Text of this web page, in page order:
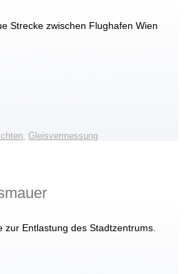
Strecke zwischen Flughafen Wien
Gleisvermessung
Entlastung des Stadtzentrums.